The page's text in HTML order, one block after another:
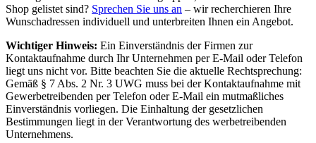
Shop gelistet sind? Sprechen Sie uns an – wir recherchieren Ihre
Wunschadressen individuell und unterbreiten Ihnen ein Angebot.
Wichtiger Hinweis: Ein Einverständnis der Firmen zur
Kontaktaufnahme durch Ihr Unternehmen per E-Mail oder Telefon
liegt uns nicht vor. Bitte beachten Sie die aktuelle Rechtsprechung:
Gemäß § 7 Abs. 2 Nr. 3 UWG muss bei der Kontaktaufnahme mit
Gewerbetreibenden per Telefon oder E-Mail ein mutmaßliches
Einverständnis vorliegen. Die Einhaltung der gesetzlichen
Bestimmungen liegt in der Verantwortung des werbetreibenden
Unternehmens.